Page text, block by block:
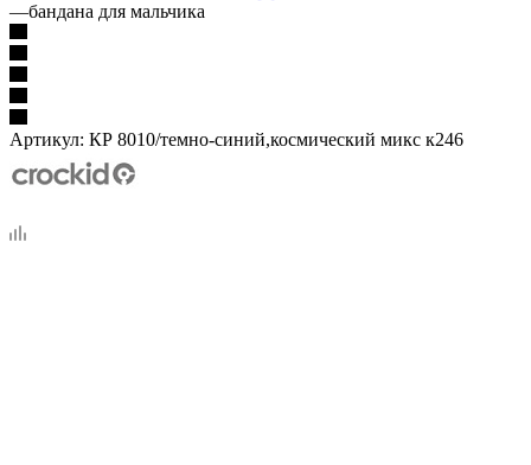
—бандана для мальчика
Артикул: КР 8010/темно-синий,космический микс к246